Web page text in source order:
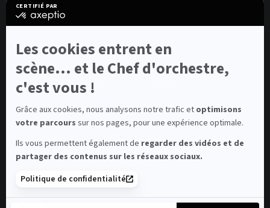
CERTIFIÉ PAR
certifié
En
plus
Axeptio
Les cookies entrent en
scène... et le Chef d'orchestre,
c'est vous !
Grâce aux cookies, nous analysons notre trafic et optimisons
votre parcours sur nos pages, pour une expérience optimale.
Ils vous permettent également de regarder des vidéos et de
partager des contenus sur les réseaux sociaux.
Politique de confidentialité
Nous rejoindre
Offres d'emploi
Candidature spontanée
Concours et auditions
Contacts
Contacts spectateurs et visiteurs
Médiateur de la consommation
Newsletter
FAQ